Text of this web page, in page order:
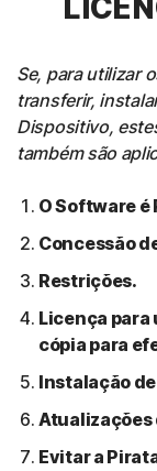
Se, para utilizar
transferir,
Dispositivo,
também são
O Software é
Concessão
Restrições.
Licença para
cópia para
Instalação de
Atualizações
Evitar a